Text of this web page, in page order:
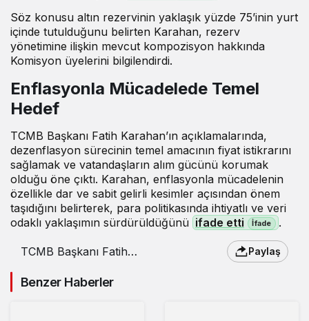
Söz konusu altın rezervinin yaklaşık yüzde 75’inin yurt
içinde tutulduğunu belirten Karahan, rezerv
yönetimine ilişkin mevcut kompozisyon hakkında
Komisyon üyelerini bilgilendirdi.
Enflasyonla Mücadelede Temel
Hedef
TCMB Başkanı Fatih Karahan’ın açıklamalarında,
dezenflasyon sürecinin temel amacının fiyat istikrarını
sağlamak ve vatandaşların alım gücünü korumak
olduğu öne çıktı. Karahan, enflasyonla mücadelenin
özellikle dar ve sabit gelirli kesimler açısından önem
taşıdığını belirterek, para politikasında ihtiyatlı ve veri
odaklı yaklaşımın sürdürüldüğünü ifade etti .
TCMB Başkanı Fatih
alım gücünü korumak
Paylaş
Benzer Haberler